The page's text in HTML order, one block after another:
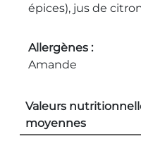
épices), jus de
Allergènes
Amande
Valeurs
moyennes